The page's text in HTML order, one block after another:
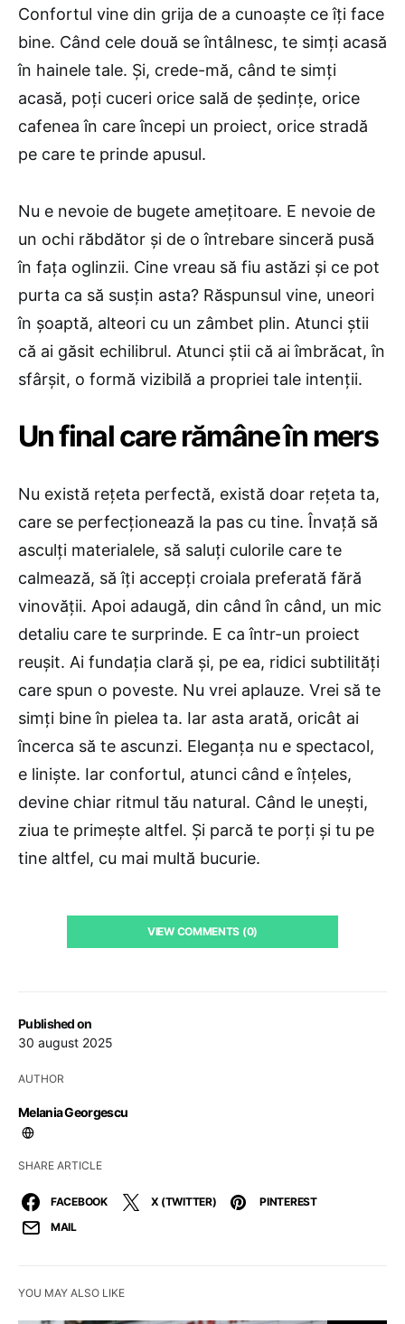
Published on
30 august 2025
AUTHOR
Melania Georgescu
SHARE ARTICLE
FACEBOOK X (TWITTER)
PINTEREST
MAIL
Confortul vine din grija de a cunoaște ce îți face
bine. Când cele două se întâlnesc, te simți acasă
în hainele tale. Și, crede-mă, când te simți
acasă, poți cuceri orice sală de ședințe, orice
cafenea în care începi un proiect, orice stradă
pe care te prinde apusul.
Nu e nevoie de bugete amețitoare. E nevoie de
un ochi răbdător și de o întrebare sinceră pusă
în fața oglinzii. Cine vreau să fiu astăzi și ce pot
purta ca să susțin asta? Răspunsul vine, uneori
în șoaptă, alteori cu un zâmbet plin. Atunci știi
că ai găsit echilibrul. Atunci știi că ai îmbrăcat, în
sfârșit, o formă vizibilă a propriei tale intenții.
Un final care rămâne în mers
Nu există rețeta perfectă, există doar rețeta ta,
care se perfecționează la pas cu tine. Învață să
asculți materialele, să saluți culorile care te
calmează, să îți accepți croiala preferată fără
vinovății. Apoi adaugă, din când în când, un mic
detaliu care te surprinde. E ca într-un proiect
reușit. Ai fundația clară și, pe ea, ridici subtilități
care spun o poveste. Nu vrei aplauze. Vrei să te
simți bine în pielea ta. Iar asta arată, oricât ai
încerca să te ascunzi. Eleganța nu e spectacol,
e liniște. Iar confortul, atunci când e înțeles,
devine chiar ritmul tău natural. Când le unești,
ziua te primește altfel. Și parcă te porți și tu pe
tine altfel, cu mai multă bucurie.
VIEW COMMENTS (0)
YOU MAY ALSO LIKE